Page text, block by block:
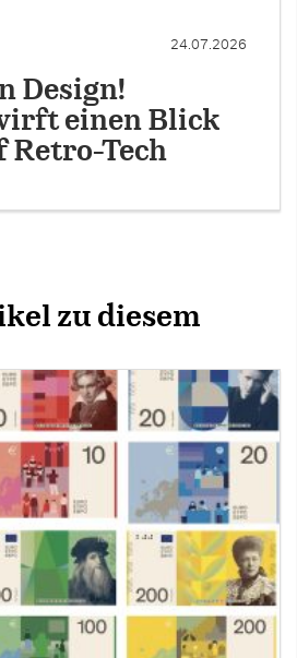
24.07.2026
Design!
einen Blick
Retro-Tech
zu diesem